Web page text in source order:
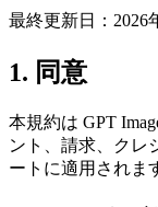
最終更新日：2026
1. 同意
本規約は GPT
ント、請求、クレ
ートに適用されま